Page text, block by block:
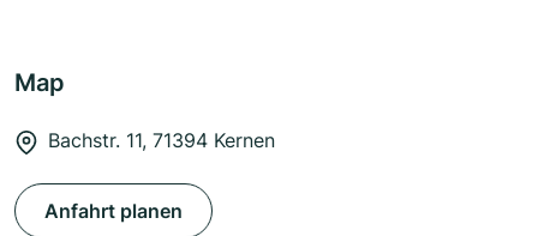
Map
Bachstr. 11, 71394 Kernen
Anfahrt planen